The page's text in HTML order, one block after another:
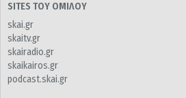
SITES ΤΟΥ ΟΜΙΛΟΥ
skai.gr
skaitv.gr
skairadio.gr
skaikairos.gr
podcast.skai.gr